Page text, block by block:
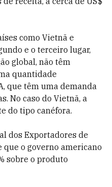
como Vietnã e
e o terceiro lugar,
global, não têm
quantidade
que têm uma demanda
No caso do Vietnã, a
do tipo canéfora.
dos Exportadores de
que o governo americano
sobre o produto